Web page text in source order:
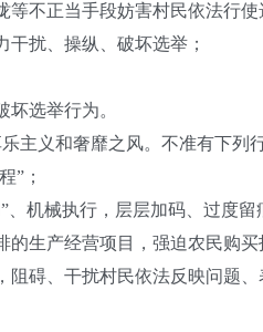
正当手段妨害村民依法行使
扰、操纵、破坏选举；
选举行为。
义和奢靡之风。不准有下列行
”；
械执行，层层加码、过度留
产经营项目，强迫农民购买
、干扰村民依法反映问题